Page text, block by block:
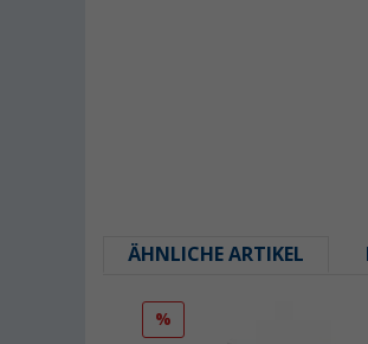
ÄHNLICHE ARTIKEL
%